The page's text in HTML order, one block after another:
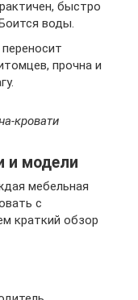
быстро
воды.
прочна и
кровати
и модели
мебельная
с
краткий обзор